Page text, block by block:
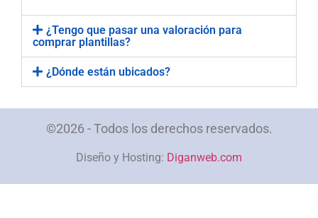
¿Tengo que pasar una valoración para
comprar plantillas?
¿Dónde están ubicados?
©2026 - Todos los derechos reservados.
Diseño y Hosting: Diganweb.com